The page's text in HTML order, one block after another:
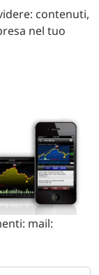
contenuti,
nel tuo
mail: